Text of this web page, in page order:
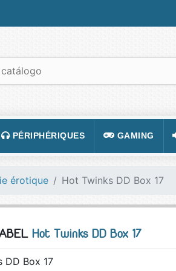
PÉRIPHÉRIQUES
CLAVIER
TAPIS DE SOURIS
ÉCRAN
GAMING
CONSOLE
FIGURINES JEU
érotique Hot Twinks DD Box 17
Hot Twinks DD Box 17
DD Box 17